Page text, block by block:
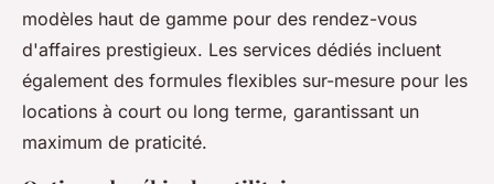
modèles haut de gamme pour des rendez-vous
d'affaires prestigieux. Les services dédiés incluent
également des formules flexibles sur-mesure pour les
locations à court ou long terme, garantissant un
maximum de praticité.